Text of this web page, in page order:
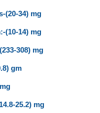
(20-34) mg
(10-14) mg
308) mg
gm
25.2) mg